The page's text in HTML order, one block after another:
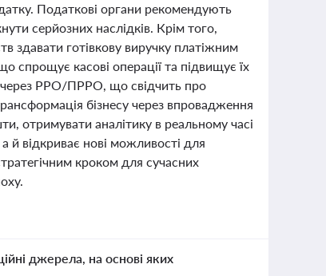
Податкові органи рекомендують
серйозних наслідків. Крім того,
здавати готівкову виручку платіжним
спрощує касові операції та підвищує їх
через РРО/ПРРО, що свідчить про
бізнесу через впровадження
отримувати аналітику в реальному часі
й відкриває нові можливості для
кроком для сучасних
джерела, на основі яких